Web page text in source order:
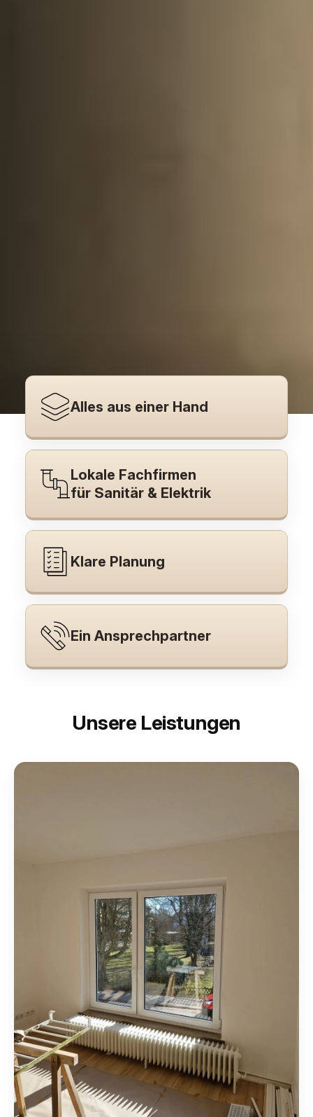
Alles aus einer Hand
Lokale Fachfirmen
für Sanitär & Elektrik
Klare Planung
Ein Ansprechpartner
Unsere Leistungen